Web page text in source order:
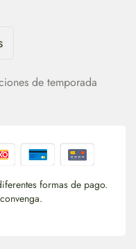
de temporada
formas de pago.